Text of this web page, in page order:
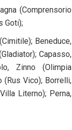
(Comprensorio
Goti);
Beneduce,
Capasso,
Zinno (Olimpia
(Rus Vico); Borrelli,
Literno); Perna,